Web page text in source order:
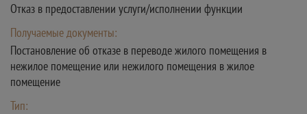
Отказ в предоставлении услуги/исполнении функции
Получаемые документы:
Постановление об отказе в переводе жилого помещения в
нежилое помещение или нежилого помещения в жилое
помещение
Тип: